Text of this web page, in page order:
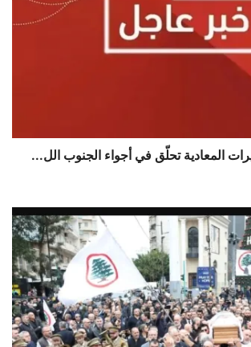
المعادية تحلّق في أجواء الجنوب الل...